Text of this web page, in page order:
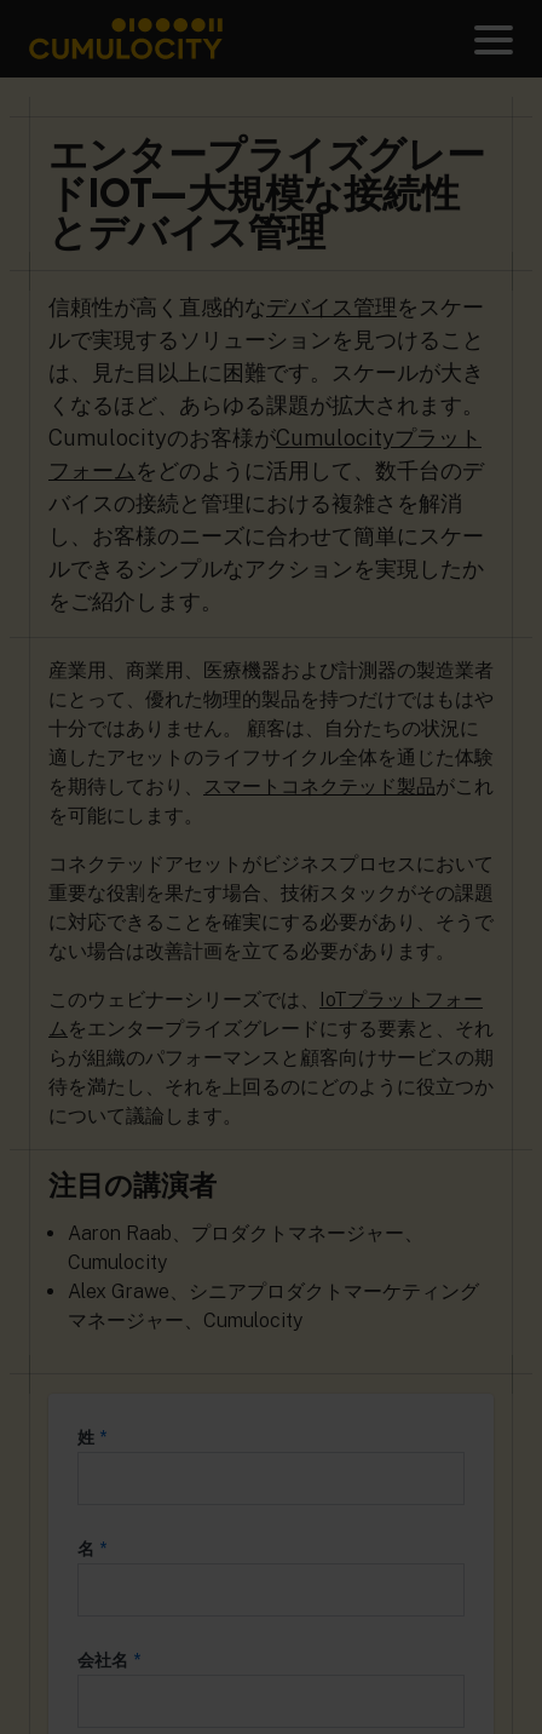
CUMULOCITY
エンタープライズグレー
ドIOT—大規模な接続性
とデバイス管理
信頼性が高く直感的なデバイス管理をスケー
ルで実現するソリューションを見つけること
は、見た目以上に困難です。スケールが大き
くなるほど、あらゆる課題が拡大されます。
Cumulocityのお客様がCumulocityプラット
フォームをどのように活用して、数千台のデ
バイスの接続と管理における複雑さを解消
し、お客様のニーズに合わせて簡単にスケー
ルできるシンプルなアクションを実現したか
をご紹介します。
産業用、商業用、医療機器および計測器の製造業者
にとって、優れた物理的製品を持つだけではもはや
十分ではありません。 顧客は、自分たちの状況に
適したアセットのライフサイクル全体を通じた体験
を期待しており、
スマートコネクテッド製品がこれ
を可能にします。
コネクテッドアセットがビジネスプロセスにおいて
重要な役割を果たす場合、技術スタックがその課題
に対応できることを確実にする必要があり、そうで
ない場合は改善計画を立てる必要があります。
このウェビナーシリーズでは、
IoTプラットフォー
ムをエンタープライズグレードにする要素と、それ
らが組織のパフォーマンスと顧客向けサービスの期
待を満たし、それを上回るのにどのように役立つか
について議論します。
注目の講演者
Aaron Raab、プロダクトマネージャー、
Cumulocity
Alex Grawe、シニアプロダクトマーケティング
マネージャー、Cumulocity
姓 *
名 *
会社名 *